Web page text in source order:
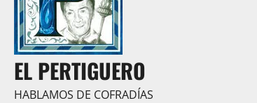
EL PERTIGUERO
HABLAMOS DE COFRADÍAS